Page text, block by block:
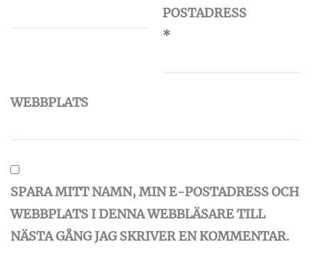
POSTADRESS
*
WEBBPLATS
SPARA MITT NAMN, MIN E-POSTADRESS OCH
WEBBPLATS I DENNA WEBBLÄSARE TILL
NÄSTA GÅNG JAG SKRIVER EN KOMMENTAR.